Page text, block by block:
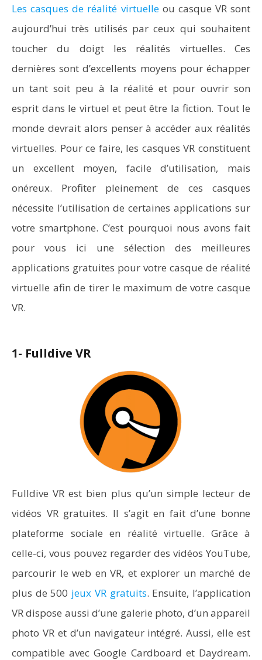
Les casques de réalité virtuelleou casque VR sont
aujourd’hui très utilisés par ceux qui souhaitent
toucher du doigt les réalités virtuelles. Ces
dernières sont d’excellents moyens pour échapper
un tant soit peu à la réalité et pour ouvrir son
esprit dans le virtuel et peut être la fiction. Tout le
monde devrait alors penser à accéder aux réalités
virtuelles. Pour ce faire, les casques VR constituent
un excellent moyen, facile d’utilisation, mais
onéreux. Profiter pleinement de ces casques
nécessite l’utilisation de certaines applications sur
votre smartphone. C’est pourquoi nous avons fait
pour vous ici une sélection des meilleures
applications gratuites pour votre casque de réalité
virtuelle afin de tirer le maximum de votre casque
VR.
1- Fulldive VR
Fulldive VR est bien plus qu’un simple lecteur de
vidéos VR gratuites. Il s’agit en fait d’une bonne
plateforme sociale en réalité virtuelle. Grâce à
celle-ci, vous pouvez regarder des vidéos YouTube,
parcourir le web en VR, et explorer un marché de
plus de 500 jeux VR gratuits. Ensuite, l’application
VR dispose aussi d’une galerie photo, d’un appareil
photo VR et d’un navigateur intégré. Aussi, elle est
compatible avec Google Cardboard et Daydream.